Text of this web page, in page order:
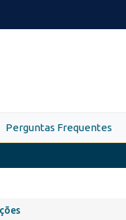
Perguntas Frequentes